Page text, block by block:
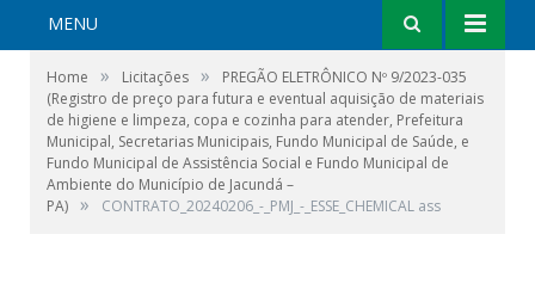
MENU
Home » Licitações »
PREGÃO ELETRÔNICO Nº 9/2023-035
(Registro de preço para futura e eventual aquisição de materiais
de higiene e limpeza, copa e cozinha para atender, Prefeitura
Municipal, Secretarias Municipais, Fundo Municipal de Saúde, e
Fundo Municipal de Assistência Social e Fundo Municipal de
Ambiente do Município de Jacundá –
PA) » CONTRATO_20240206_-_PMJ_-_ESSE_CHEMICAL ass